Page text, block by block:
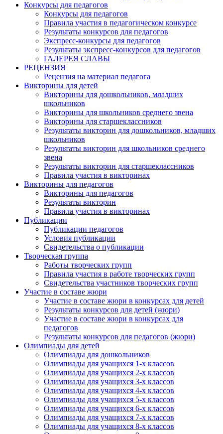
Конкурсы для педагогов
Конкурсы для педагогов
Правила участия в педагогическом конкурсе
Результаты конкурсов для педагогов
Экспресс-конкурсы для педагогов
Результаты экспресс-конкурсов для педагогов
ГАЛЕРЕЯ СЛАВЫ
РЕЦЕНЗИЯ
Рецензия на материал педагога
Викторины для детей
Викторины для дошкольников, младших
школьников
Викторины для школьников среднего звена
Викторины для старшеклассников
Результаты викторин для дошкольников, младших
школьников
Результаты викторин для школьников среднего
звена
Результаты викторин для старшеклассников
Правила участия в викторинах
Викторины для педагогов
Викторины для педагогов
Результаты викторин
Правила участия в викторинах
Публикации
Публикации педагогов
Условия публикации
Свидетельства о публикации
Творческая группа
Работы творческих групп
Правила участия в работе творческих групп
Свидетельства участников творческих групп
Участие в составе жюри
Участие в составе жюри в конкурсах для детей
Результаты конкурсов для детей (жюри)
Участие в составе жюри в конкурсах для
педагогов
Результаты конкурсов для педагогов (жюри)
Олимпиады для детей
Олимпиады для дошкольников
Олимпиады для учащихся 1-х классов
Олимпиады для учащихся 2-х классов
Олимпиады для учащихся 3-х классов
Олимпиады для учащихся 4-х классов
Олимпиады для учащихся 5-х классов
Олимпиады для учащихся 6-х классов
Олимпиады для учащихся 7-х классов
Олимпиады для учащихся 8-х классов